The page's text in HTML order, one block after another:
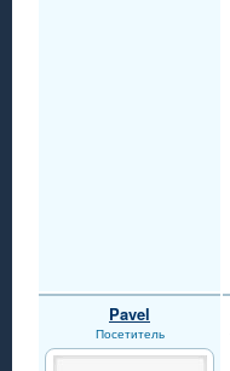
Pavel
Посетитель